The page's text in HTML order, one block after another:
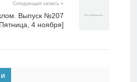
Следующая запись »
Выпуск №207
4 ноября]